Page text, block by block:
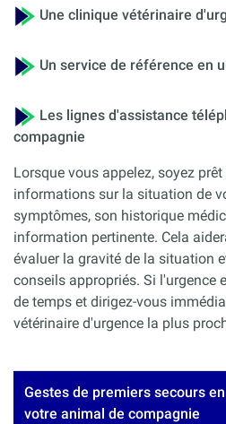
Une clinique vétérinaire
Un service de référence en
Les lignes d'assistance
compagnie
Lorsque vous appelez, soyez
informations sur la situation de
symptômes, son historique
information pertinente. Cela
évaluer la gravité de la situation
conseils appropriés. Si l'urgence
de temps et dirigez-vous
vétérinaire d'urgence la plus
Gestes de premiers secours
votre animal de compagnie